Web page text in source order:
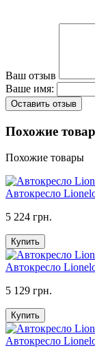
Ваш отзыв
Ваше имя:
Оставить отзыв
Похожие
Похожие товары
Автокресло
5 224 грн.
Купить
Автокресло
5 129 грн.
Купить
Автокресло